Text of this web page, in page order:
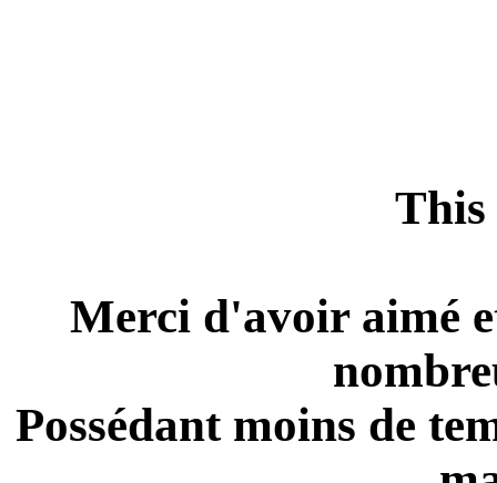
This
Merci d'avoir aimé
Possédant moins de